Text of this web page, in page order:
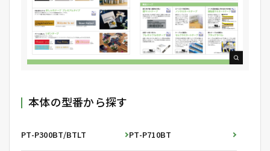
本体の型番から探す
PT-P300BT/BTLT PT-P710BT